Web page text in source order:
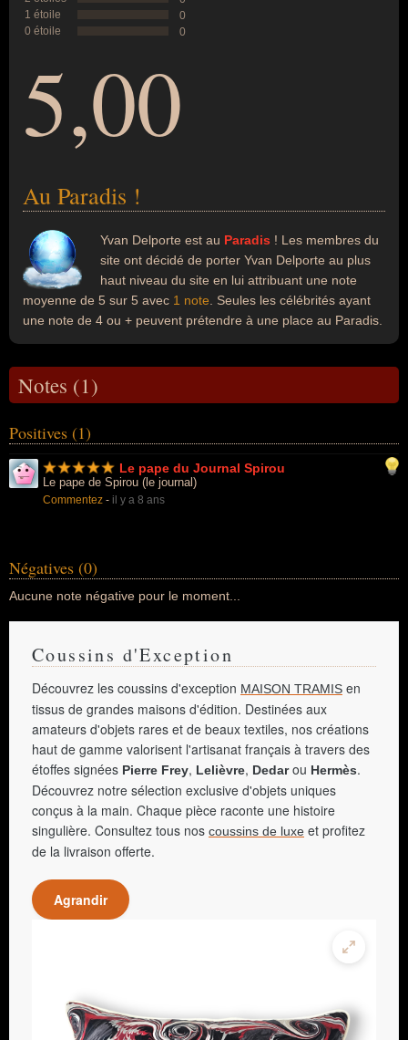
1 étoile
0
0 étoile
0
5,00
Au Paradis !
Yvan Delporte est au Paradis ! Les membres du
site ont décidé de porter Yvan Delporte au plus
haut niveau du site en lui attribuant une note
moyenne de 5 sur 5 avec 1 note . Seules les célébrités ayant
une note de 4 ou + peuvent prétendre à une place au Paradis.
Notes (1)
Positives (1)
Le pape du Journal Spirou
Le pape de Spirou (le journal)
Commentez - il y a 8 ans
Négatives (0)
Aucune note négative pour le moment...
Coussins d'Exception
Découvrez les coussins d'exception MAISON TRAMIS en
tissus de grandes maisons d'édition. Destinées aux
amateurs d'objets rares et de beaux textiles, nos créations
haut de gamme valorisent l'artisanat français à travers des
étoffes signées Pierre Frey, Lelièvre, Dedarou Hermès.
Découvrez notre sélection exclusive d'objets uniques
conçus à la main. Chaque pièce raconte une histoire
singulière. Consultez tous nos coussins de luxe et profitez
de la livraison offerte.
Agrandir